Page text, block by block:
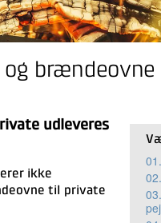
og
01.
02.
03.
udleveres
ikke
til private